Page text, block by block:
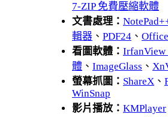
7-ZIP 免費壓縮軟體
文書處理：
輯器 、 PDF24 、
看圖軟體： IrfanView
體 、 ImageGlass 、
螢幕抓圖： ShareX 、
WinSnap
影片播放： KMPlayer